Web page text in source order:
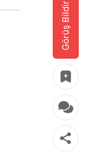
Görüş Bildir